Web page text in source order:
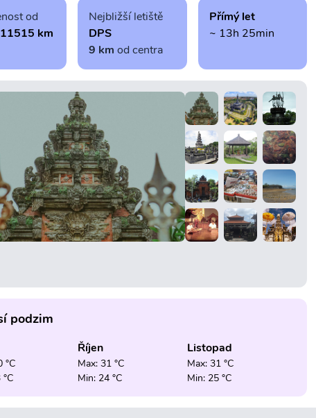
od
11515 km
Nejbližší letiště
DPS
9 km od centra
Přímý let
~ 13h 25min
podzim
°C
Říjen
Max: 31 °C
Min: 24 °C
Listopad
Max: 31 °C
Min: 25 °C